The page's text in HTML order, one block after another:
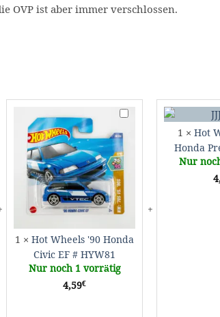
OVP ist aber immer verschlossen.
Hot
'90
Honda
Civic
EF
#
HYW81
1 × Hot Wheels '90 Honda
Civic EF # HYW81
Nur noch 1 vorrätig
4,59€
1 × Hot
Honda
Nur